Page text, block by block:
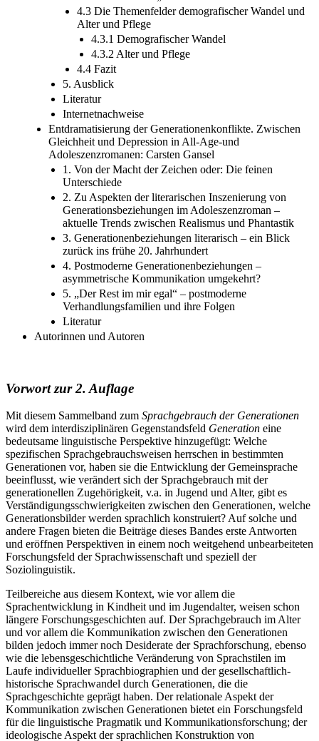
4.3 Die Themenfelder demografischer Wandel und
Alter und Pflege
4.3.1 Demografischer Wandel
4.3.2 Alter und Pflege
4.4 Fazit
5. Ausblick
Literatur
Internetnachweise
Entdramatisierung der Generationenkonflikte. Zwischen
Gleichheit und Depression in All-Age-und
Adoleszenzromanen: Carsten Gansel
1. Von der Macht der Zeichen oder: Die feinen
Unterschiede
2. Zu Aspekten der literarischen Inszenierung von
Generationsbeziehungen im Adoleszenzroman –
aktuelle Trends zwischen Realismus und Phantastik
3. Generationenbeziehungen literarisch – ein Blick
zurück ins frühe 20. Jahrhundert
4. Postmoderne Generationenbeziehungen –
asymmetrische Kommunikation umgekehrt?
5. „Der Rest im mir egal“ – postmoderne
Verhandlungsfamilien und ihre Folgen
Literatur
Autorinnen und Autoren
Vorwort zur 2. Auflage
Mit diesem Sammelband zum Sprachgebrauch der Generationen
wird dem interdisziplinären Gegenstandsfeld Generation eine
bedeutsame linguistische Perspektive hinzugefügt: Welche
spezifischen Sprachgebrauchsweisen herrschen in bestimmten
Generationen vor, haben sie die Entwicklung der Gemeinsprache
beeinflusst, wie verändert sich der Sprachgebrauch mit der
generationellen Zugehörigkeit, v.a. in Jugend und Alter, gibt es
Verständigungsschwierigkeiten zwischen den Generationen, welche
Generationsbilder werden sprachlich konstruiert? Auf solche und
andere Fragen bieten die Beiträge dieses Bandes erste Antworten
und eröffnen Perspektiven in einem noch weitgehend unbearbeiteten
Forschungsfeld der Sprachwissenschaft und speziell der
Soziolinguistik.
Teilbereiche aus diesem Kontext, wie vor allem die
Sprachentwicklung in Kindheit und im Jugendalter, weisen schon
längere Forschungsgeschichten auf. Der Sprachgebrauch im Alter
und vor allem die Kommunikation zwischen den Generationen
bilden jedoch immer noch Desiderate der Sprachforschung, ebenso
wie die lebensgeschichtliche Veränderung von Sprachstilen im
Laufe individueller Sprachbiographien und der gesellschaftlich-
historische Sprachwandel durch Generationen, die die
Sprachgeschichte geprägt haben. Der relationale Aspekt der
Kommunikation zwischen Generationen bietet ein Forschungsfeld
für die linguistische Pragmatik und Kommunikationsforschung; der
ideologische Aspekt der sprachlichen Konstruktion von